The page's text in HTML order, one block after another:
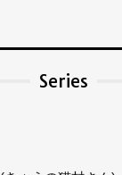
Series